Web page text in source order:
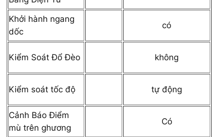
Khởi hành ngang
dốc
có
Kiểm Soát Đổ Đèo không
Kiểm soát tốc độ tự động
Cảnh Báo Điểm
mù trên ghương
Có